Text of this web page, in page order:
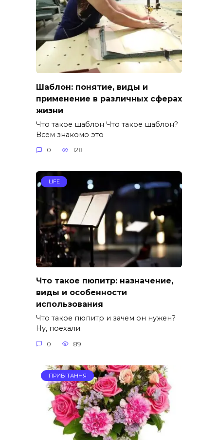
Шаблон: понятие, виды и
применение в различных сферах
жизни
Что такое шаблон Что такое шаблон?
Всем знакомо это
0 128
LIFE
Что такое пюпитр: назначение,
виды и особенности
использования
Что такое пюпитр и зачем он нужен?
Ну, поехали.
0 89
ПРИВІТАННЯ